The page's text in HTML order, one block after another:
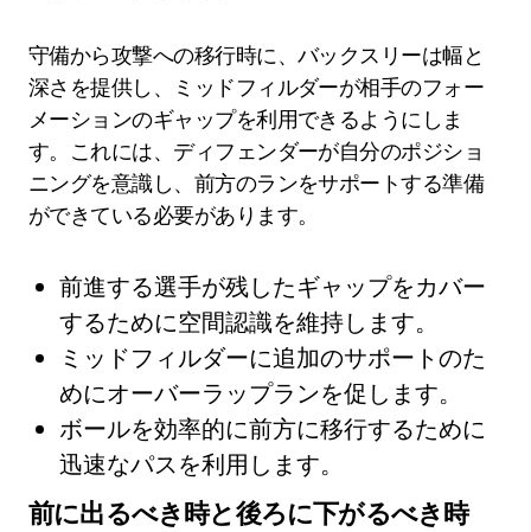
守備から攻撃への移行時に、バックスリーは幅と
深さを提供し、ミッドフィルダーが相手のフォー
メーションのギャップを利用できるようにしま
す。これには、ディフェンダーが自分のポジショ
ニングを意識し、前方のランをサポートする準備
ができている必要があります。
前進する選手が残したギャップをカバー
するために空間認識を維持します。
ミッドフィルダーに追加のサポートのた
めにオーバーラップランを促します。
ボールを効率的に前方に移行するために
迅速なパスを利用します。
前に出るべき時と後ろに下がるべき時